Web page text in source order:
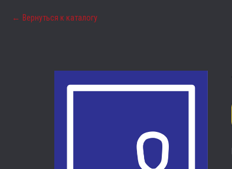
Вернуться к каталогу